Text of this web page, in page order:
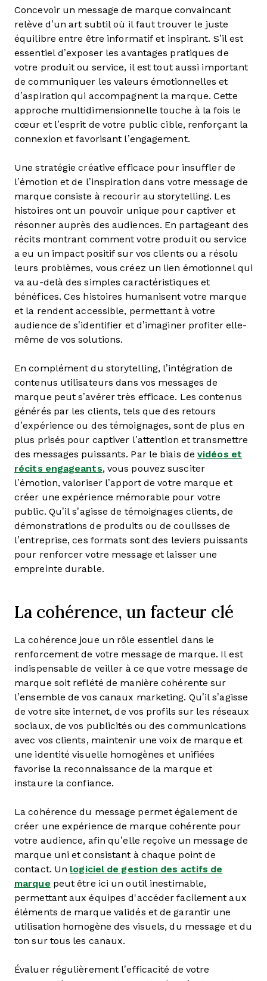
Concevoir un message de marque convaincant
relève d’un art subtil où il faut trouver le juste
équilibre entre être informatif et inspirant. S’il est
essentiel d’exposer les avantages pratiques de
votre produit ou service, il est tout aussi important
de communiquer les valeurs émotionnelles et
d’aspiration qui accompagnent la marque. Cette
approche multidimensionnelle touche à la fois le
cœur et l’esprit de votre public cible, renforçant la
connexion et favorisant l’engagement.
Une stratégie créative efficace pour insuffler de
l’émotion et de l’inspiration dans votre message de
marque consiste à recourir au storytelling. Les
histoires ont un pouvoir unique pour captiver et
résonner auprès des audiences. En partageant des
récits montrant comment votre produit ou service
a eu un impact positif sur vos clients ou a résolu
leurs problèmes, vous créez un lien émotionnel qui
va au-delà des simples caractéristiques et
bénéfices. Ces histoires humanisent votre marque
et la rendent accessible, permettant à votre
audience de s’identifier et d’imaginer profiter elle-
même de vos solutions.
En complément du storytelling, l’intégration de
contenus utilisateurs dans vos messages de
marque peut s’avérer très efficace. Les contenus
générés par les clients, tels que des retours
d’expérience ou des témoignages, sont de plus en
plus prisés pour captiver l’attention et transmettre
des messages puissants. Par le biais devidéos et
récits engageants, vous pouvez susciter
l’émotion, valoriser l’apport de votre marque et
créer une expérience mémorable pour votre
public. Qu’il s’agisse de témoignages clients, de
démonstrations de produits ou de coulisses de
l’entreprise, ces formats sont des leviers puissants
pour renforcer votre message et laisser une
empreinte durable.
La cohérence, un facteur clé
La cohérence joue un rôle essentiel dans le
renforcement de votre message de marque. Il est
indispensable de veiller à ce que votre message de
marque soit reflété de manière cohérente sur
l’ensemble de vos canaux marketing. Qu’il s’agisse
de votre site internet, de vos profils sur les réseaux
sociaux, de vos publicités ou des communications
avec vos clients, maintenir une voix de marque et
une identité visuelle homogènes et unifiées
favorise la reconnaissance de la marque et
instaure la confiance.
La cohérence du message permet également de
créer une expérience de marque cohérente pour
votre audience, afin qu’elle reçoive un message de
marque uni et consistant à chaque point de
contact. Un logiciel de gestion des actifs de
marque peut être ici un outil inestimable,
permettant aux équipes d'accéder facilement aux
éléments de marque validés et de garantir une
utilisation homogène des visuels, du message et du
ton sur tous les canaux.
Évaluer régulièrement l’efficacité de votre